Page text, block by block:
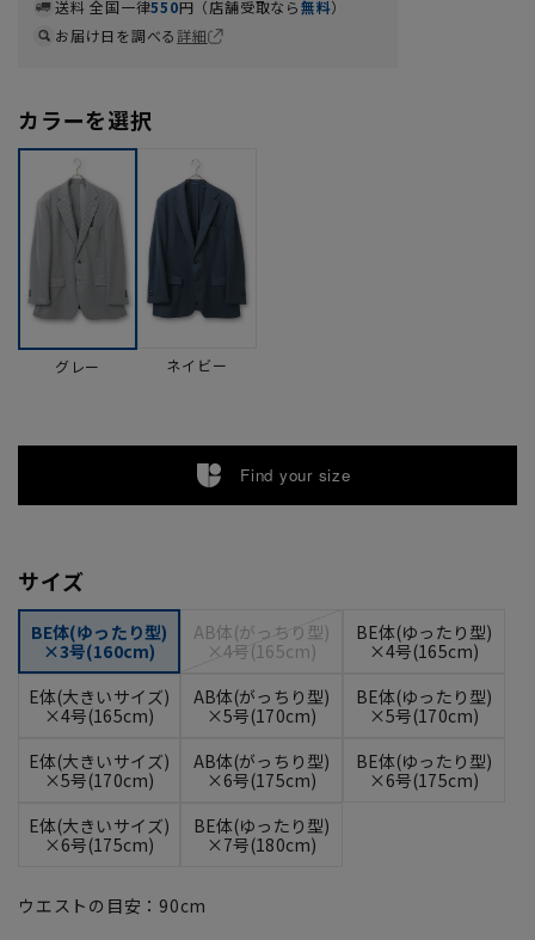
送料 全国一律550円（店舗受取なら無料）
お届け日を調べる詳細
カラーを選択
グレー ネイビー
Find your size
サイズ
BE体(ゆったり型)
×3号(160cm)
AB体(がっちり型)
×4号(165cm)
BE体(ゆったり型)
×4号(165cm)
E体(大きいサイズ)
×4号(165cm)
AB体(がっちり型)
×5号(170cm)
BE体(ゆったり型)
×5号(170cm)
E体(大きいサイズ)
×5号(170cm)
AB体(がっちり型)
×6号(175cm)
BE体(ゆったり型)
×6号(175cm)
E体(大きいサイズ)
×6号(175cm)
BE体(ゆったり型)
×7号(180cm)
ウエストの目安： 90cm